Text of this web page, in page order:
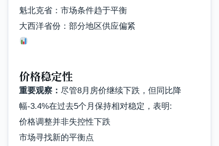
魁北克省：市场条件趋于平衡
大西洋省份：部分地区供应偏紧
价格稳定性
重要观察： 尽管8月房价继续下跌，但同比降
幅-3.4%在过去5个月保持相对稳定，表明:
价格调整并非失控性下跌
市场寻找新的平衡点